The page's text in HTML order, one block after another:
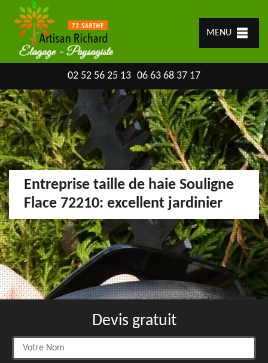
MENU
02 52 56 25 13 06 63 68 37 17
Entreprise taille de haie Souligne
Flace 72210: excellent jardinier
Devis gratuit